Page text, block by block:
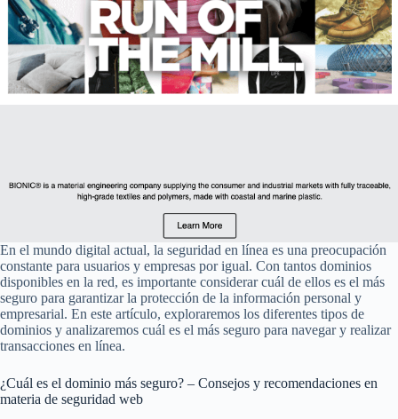
En el mundo digital actual, la seguridad en línea es una preocupación
constante para usuarios y empresas por igual. Con tantos dominios
disponibles en la red, es importante considerar cuál de ellos es el más
seguro para garantizar la protección de la información personal y
empresarial. En este artículo, exploraremos los diferentes tipos de
dominios y analizaremos cuál es el más seguro para navegar y realizar
transacciones en línea.
¿Cuál es el dominio más seguro? – Consejos y recomendaciones en
materia de seguridad web